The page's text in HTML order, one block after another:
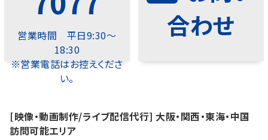
営業時間 平日9:30～
18:30
※営業電話はお控えくださ
い。
合わせ
[映像・動画制作/ライブ配信代行] 大阪・関西・東海・中国
訪問可能エリア